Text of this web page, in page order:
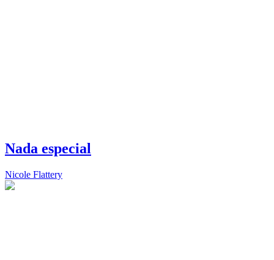
Nada especial
Nicole Flattery